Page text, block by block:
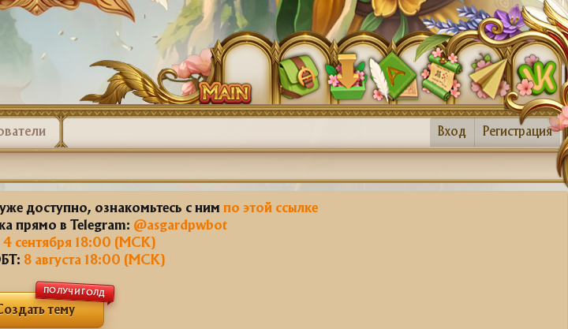
Вход Регистрация
доступно, ознакомьтесь с ним по этой ссылке
прямо в Telegram: @asgardpwbot
4 сентября 18:00 (МСК)
8 августа 18:00 (МСК)
тему
ПОЛУЧИ ГОЛД